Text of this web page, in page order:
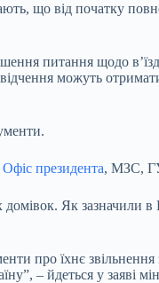
що від початку
питання щодо
можуть
Офіс президента, МЗС,
Як зазначили
про їхнє
– йдеться у заяві